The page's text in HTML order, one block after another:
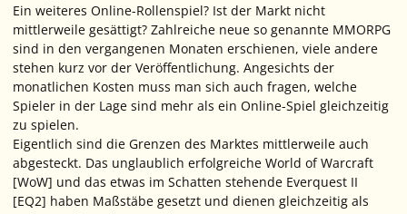
Ein weiteres Online-Rollenspiel? Ist der Markt nicht
mittlerweile gesättigt? Zahlreiche neue so genannte MMORPG
sind in den vergangenen Monaten erschienen, viele andere
stehen kurz vor der Veröffentlichung. Angesichts der
monatlichen Kosten muss man sich auch fragen, welche
Spieler in der Lage sind mehr als ein Online-Spiel gleichzeitig
zu spielen.
Eigentlich sind die Grenzen des Marktes mittlerweile auch
abgesteckt. Das unglaublich erfolgreiche World of Warcraft
[WoW] und das etwas im Schatten stehende Everquest II
[EQ2] haben Maßstäbe gesetzt und dienen gleichzeitig als